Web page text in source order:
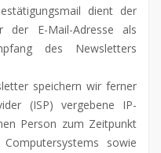
dient der
der E-Mail-Adresse als
des Newsletters
speichern wir ferner
(ISP) vergebene IP-
Person zum Zeitpunkt
sowie